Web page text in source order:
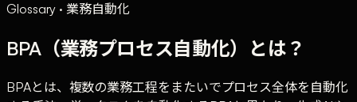
Glossary · 業務自動化
BPA（業務プロセス自動化）とは？
BPAとは、複数の業務工程をまたいでプロセス全体を自動化